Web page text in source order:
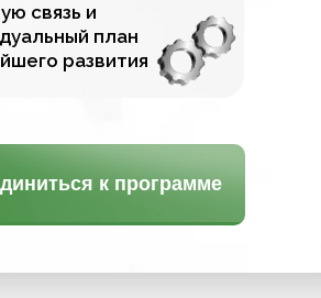
к программе
связь и
план
развития